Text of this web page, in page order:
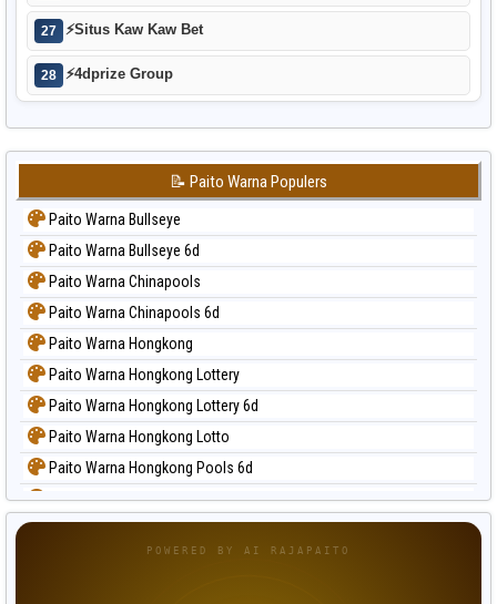
27 ⚡Situs Kaw Kaw Bet
28 ⚡4dprize Group
📝 Paito Warna Populers
Paito Warna Bullseye
Paito Warna Bullseye 6d
Paito Warna Chinapools
Paito Warna Chinapools 6d
Paito Warna Hongkong
Paito Warna Hongkong Lottery
Paito Warna Hongkong Lottery 6d
Paito Warna Hongkong Lotto
Paito Warna Hongkong Pools 6d
Paito Warna Japan
POWERED BY AI RAJAPAITO